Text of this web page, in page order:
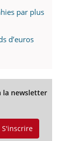
par plus
d’euros
la newsletter
S'inscrire